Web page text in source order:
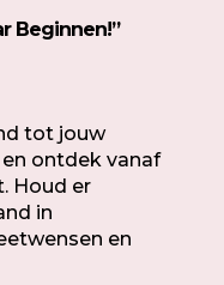
Beginnen!”
tot jouw
ontdek vanaf
Houd er
in
en